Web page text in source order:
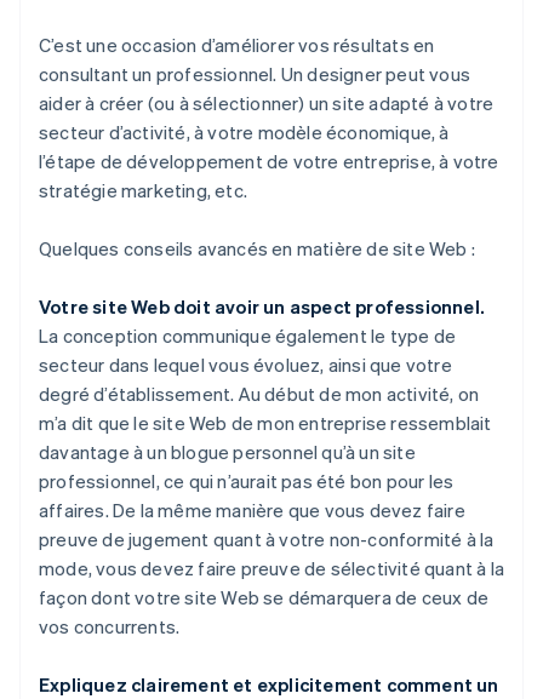
C’est une occasion d’améliorer vos résultats en
consultant un professionnel. Un designer peut vous
aider à créer (ou à sélectionner) un site adapté à votre
secteur d’activité, à votre modèle économique, à
l’étape de développement de votre entreprise, à votre
stratégie marketing, etc.
Quelques conseils avancés en matière de site Web :
Votre site Web doit avoir un aspect professionnel.
La conception communique également le type de
secteur dans lequel vous évoluez, ainsi que votre
degré d’établissement. Au début de mon activité, on
m’a dit que le site Web de mon entreprise ressemblait
davantage à un blogue personnel qu’à un site
professionnel, ce qui n’aurait pas été bon pour les
affaires. De la même manière que vous devez faire
preuve de jugement quant à votre non-conformité à la
mode, vous devez faire preuve de sélectivité quant à la
façon dont votre site Web se démarquera de ceux de
vos concurrents.
Expliquez clairement et explicitement comment un